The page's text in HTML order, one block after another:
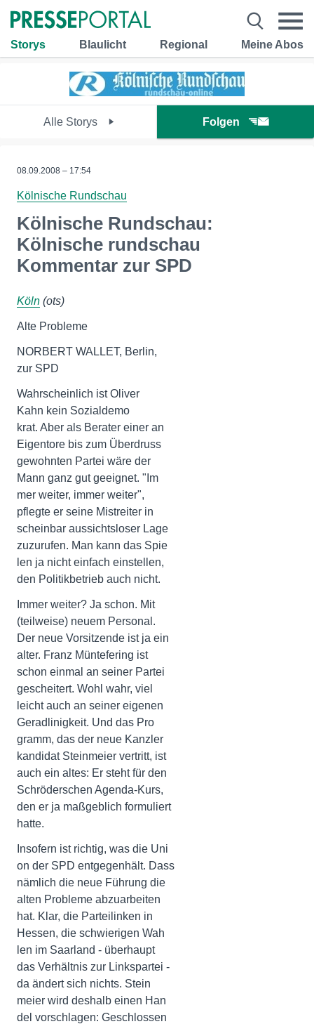
Storys Blaulicht Regional Meine Abos
Alle Storys Folgen
08.09.2008 – 17:54
Kölnische Rundschau
Kölnische Rundschau:
Kölnische rundschau
Kommentar zur SPD
Köln (ots)
Alte Probleme
NORBERT WALLET, Berlin,
zur SPD
Wahrscheinlich ist Oliver
Kahn kein Sozialdemo
krat. Aber als Berater einer an
Eigentore bis zum Überdruss
gewohnten Partei wäre der
Mann ganz gut geeignet. "Im
mer weiter, immer weiter",
pflegte er seine Mistreiter in
scheinbar aussichtsloser Lage
zuzurufen. Man kann das Spie
len ja nicht einfach einstellen,
den Politikbetrieb auch nicht.
Immer weiter? Ja schon. Mit
(teilweise) neuem Personal.
Der neue Vorsitzende ist ja ein
alter. Franz Müntefering ist
schon einmal an seiner Partei
gescheitert. Wohl wahr, viel
leicht auch an seiner eigenen
Geradlinigkeit. Und das Pro
gramm, das der neue Kanzler
kandidat Steinmeier vertritt, ist
auch ein altes: Er steht für den
Schröderschen Agenda-Kurs,
den er ja maßgeblich formuliert
hatte.
Insofern ist richtig, was die Uni
on der SPD entgegenhält. Dass
nämlich die neue Führung die
alten Probleme abzuarbeiten
hat. Klar, die Parteilinken in
Hessen, die schwierigen Wah
len im Saarland - überhaupt
das Verhältnis zur Linkspartei -
da ändert sich nichts. Stein
meier wird deshalb einen Han
del vorschlagen: Geschlossen